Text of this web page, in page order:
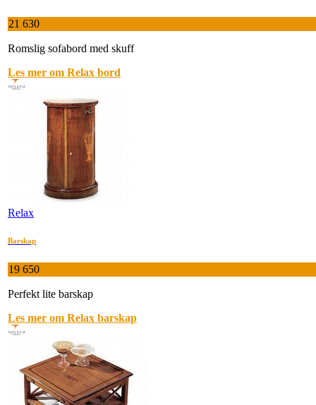
21 630
Romslig sofabord med skuff
Les mer om Relax bord
Relax
Barskap
19 650
Perfekt lite barskap
Les mer om Relax barskap